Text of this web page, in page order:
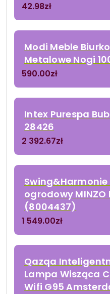
42.98zł
Modi Meble
Metalowe Nogi
590.00zł
Intex Purespa
28426
2 392.67zł
Swing&Harmonie
ogrodowy
(8004437)
1 549.00zł
Qazqa
Lampa Wisząca
Wifi G95